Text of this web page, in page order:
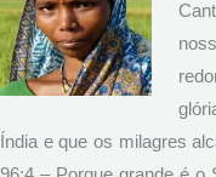
Índia e que os milagres